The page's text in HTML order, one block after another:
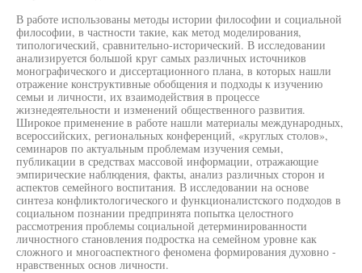
В работе использованы методы истории философии и социальной
философии, в частности такие, как метод моделирования,
типологический, сравнительно-исторический. В исследовании
анализируется большой круг самых различных источников
монографического и диссертационного плана, в которых нашли
отражение конструктивные обобщения и подходы к изучению
семьи и личности, их взаимодействия в процессе
жизнедеятельности и изменений общественного развития.
Широкое применение в работе нашли материалы международных,
всероссийских, региональных конференций, «круглых столов»,
семинаров по актуальным проблемам изучения семьи,
публикации в средствах массовой информации, отражающие
эмпирические наблюдения, факты, анализ различных сторон и
аспектов семейного воспитания. В исследовании на основе
синтеза конфликтологического и функционалистского подходов в
социальном познании предпринята попытка целостного
рассмотрения проблемы социальной детерминированности
личностного становления подростка на семейном уровне как
сложного и многоаспектного феномена формирования духовно -
нравственных основ личности.